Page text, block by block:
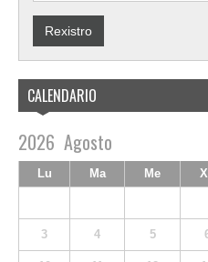
Rexistro
CALENDARIO
2026 Agosto
Lu Ma Me
3 4 5